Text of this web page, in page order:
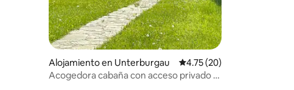
Alojamiento en Unterburgau Calificación promedio: 4.75
4.75 (20)
Acogedora cabaña con acceso privado al